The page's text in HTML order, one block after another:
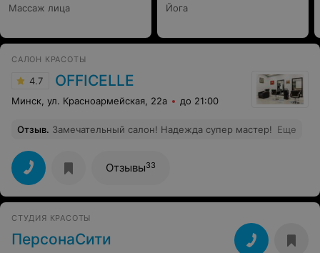
Массаж лица Йога
САЛОН КРАСОТЫ
4.7 OFFICELLE
Минск, ул. Красноармейская, 22а до 21:00
Отзыв. Замечательный салон! Надежда супер мастер! Еще
Отзывы33
СТУДИЯ КРАСОТЫ
ПерсонаСити